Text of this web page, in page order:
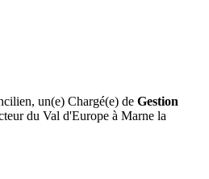
un(e) Chargé(e) de Gestion
du Val d'Europe à Marne la